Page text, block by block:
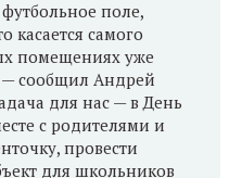
поле,
касается самого
помещениях уже
— сообщил Андрей
для нас — в День
с родителями и
провести
для школьников